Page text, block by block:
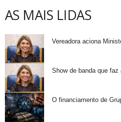
AS MAIS LIDAS
Vereadora aciona
Show de banda que
O financiamento de